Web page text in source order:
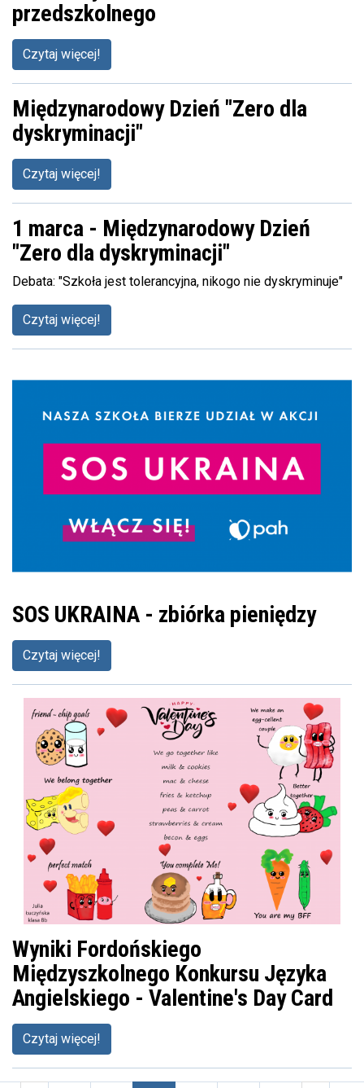
przedszkolnego
Czytaj więcej!
Międzynarodowy Dzień "Zero dla
dyskryminacji"
Czytaj więcej!
1 marca - Międzynarodowy Dzień
"Zero dla dyskryminacji"
Debata: "Szkoła jest tolerancyjna, nikogo nie dyskryminuje"
Czytaj więcej!
SOS UKRAINA - zbiórka pieniędzy
Czytaj więcej!
Wyniki Fordońskiego
Międzyszkolnego Konkursu Języka
Angielskiego - Valentine's Day Card
Czytaj więcej!